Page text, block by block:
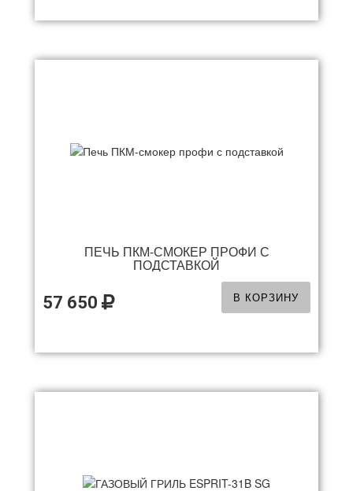
ПЕЧЬ ПКМ-СМОКЕР ПРОФИ С
ПОДСТАВКОЙ
57 650 В КОРЗИНУ